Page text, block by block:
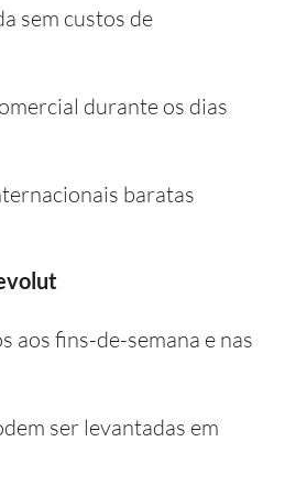
sem custos de
durante os dias
baratas
aos fins-de-semana e nas
ser levantadas em